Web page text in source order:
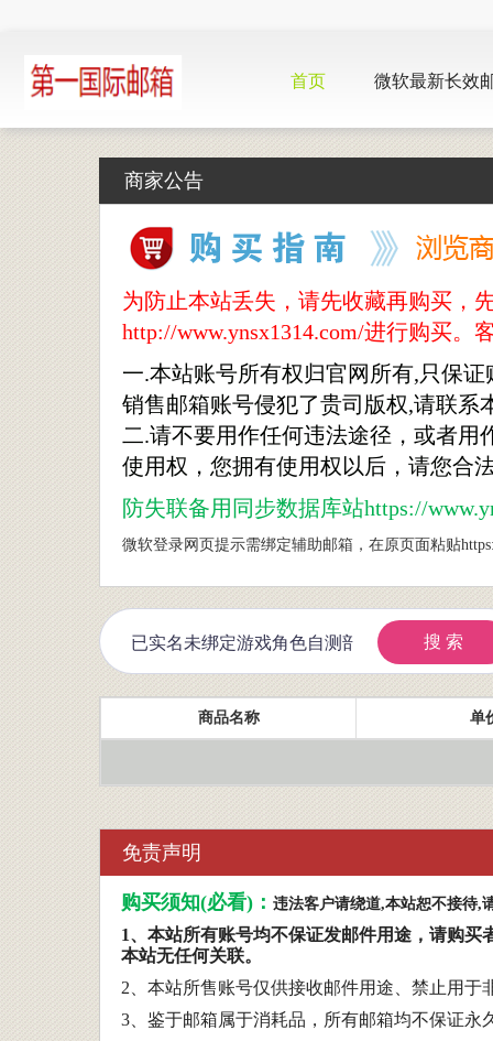
首页 微软最新长效
商家公告
为防止本站丢失，请先收藏再购买，
http://www.ynsx1314.com/进行购买。
一.本站账号所有权归官网所有,只保
销售邮箱账号侵犯了贵司版权,请联系
二.请不要用作任何违法途径，或者用
使用权，您拥有使用权以后，请您合
防失联备用同步数据库站https://
微软登录网页提示需绑定辅助邮箱，在原页面粘贴
搜 索
商品名称 单
免责声明
购买须知(必看)： 违法客户请绕道,本站恕不接待,
1、本站所有账号均不保证发邮件用途，请购
本站无任何关联。
2、本站所售账号仅供接收邮件用途、禁止用
3、鉴于邮箱属于消耗品，所有邮箱均不保证永